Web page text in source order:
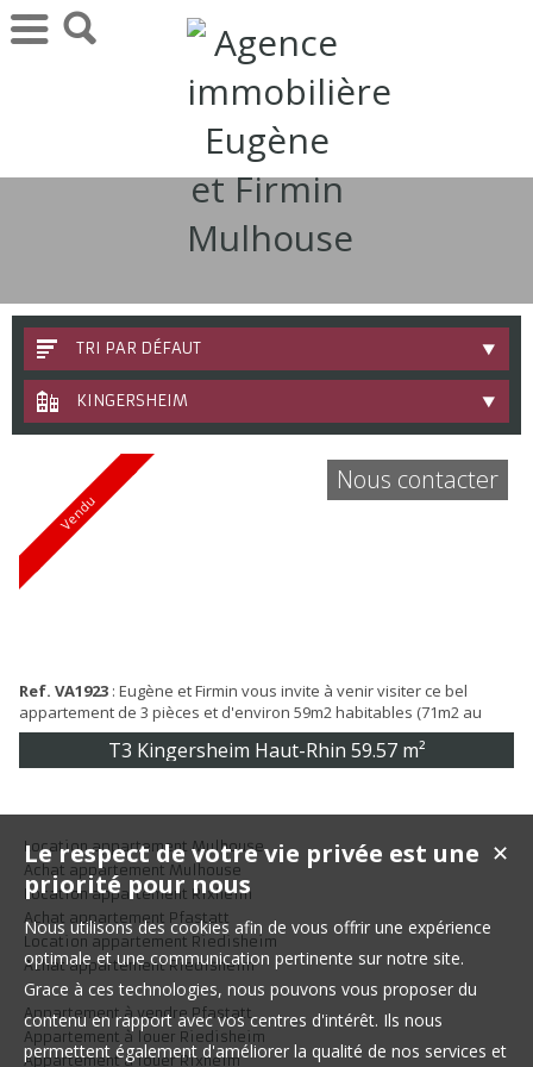
TRI PAR DÉFAUT
KINGERSHEIM
Vendu
Ref. VA1923 : Eugène et Firmin vous invite à venir visiter ce bel
appartement de 3 pièces et d'environ 59m2 habitables (71m2 au
sol) situé à Kingersheim. Au 2ème étage d'une petite copropriété de
9 appartements, vous serez séduit par son calme, son agencement
aménagée/équip...
T3 Kingersheim Haut-Rhin 59.57 m²
Nous contacter
Location appartement Mulhouse
Achat appartement Mulhouse
Location appartement Rixheim
Achat appartement Pfastatt
Location appartement Riedisheim
Achat appartement Riedisheim
Appartement à vendre Pfastatt
Appartement à louer Riedisheim
Appartement à louer Rixheim
✕
Le respect de votre vie privée est une
priorité pour nous
Nous utilisons des cookies afin de vous offrir une expérience
optimale et une communication pertinente sur notre site.
Grace à ces technologies, nous pouvons vous proposer du
contenu en rapport avec vos centres d'intérêt. Ils nous
permettent également d'améliorer la qualité de nos services et